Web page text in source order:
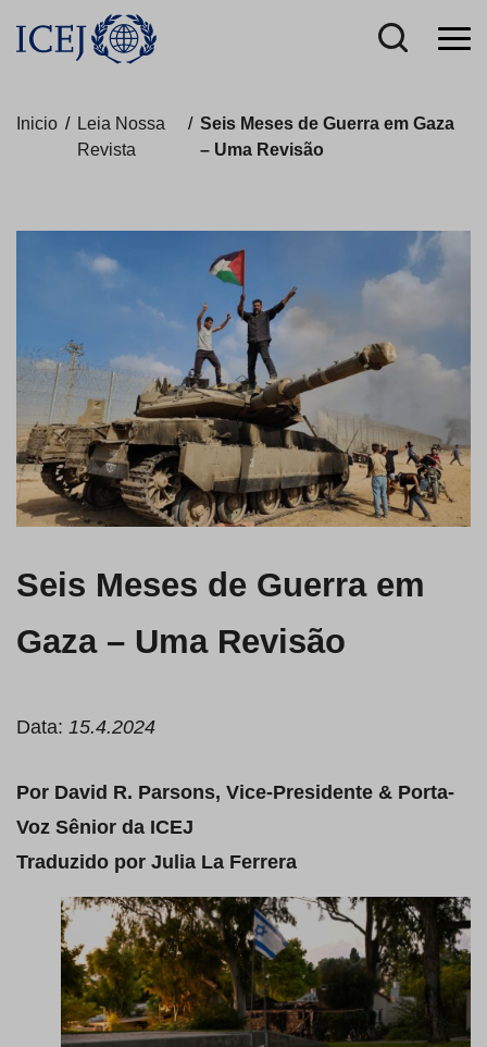
Inicio / Leia Nossa
Revista
/ Seis Meses de Guerra em Gaza
– Uma Revisão
Seis Meses de Guerra em
Gaza – Uma Revisão
Data: 15.4.2024
Por David R. Parsons, Vice-Presidente & Porta-
Voz Sênior da ICEJ
Traduzido por Julia La Ferrera